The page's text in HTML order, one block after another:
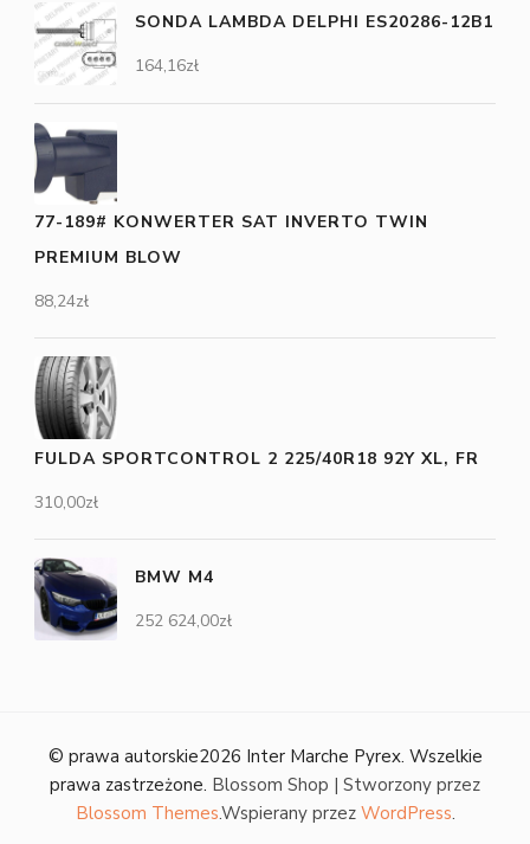
SONDA LAMBDA DELPHI ES20286-12B1
164,16zł
77-189# KONWERTER SAT INVERTO TWIN
PREMIUM BLOW
88,24zł
FULDA SPORTCONTROL 2 225/40R18 92Y XL, FR
310,00zł
BMW M4
252 624,00zł
© prawa autorskie2026 Inter Marche Pyrex. Wszelkie
prawa zastrzeżone. Blossom Shop | Stworzony przez
Blossom Themes.Wspierany przez WordPress.